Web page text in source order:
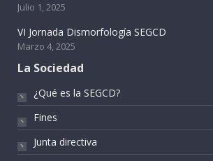
Julio 1, 2025
VI Jornada Dismorfología SEGCD
Marzo 4, 2025
La Sociedad
¿Qué es la SEGCD?
Fines
Junta directiva